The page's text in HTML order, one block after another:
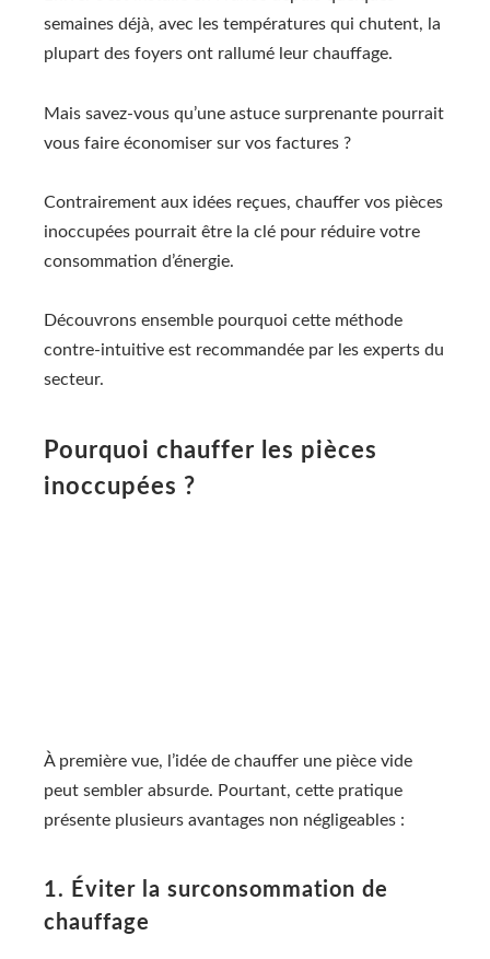
semaines déjà, avec les températures qui chutent, la
plupart des foyers ont rallumé leur chauffage.
Mais savez-vous qu’une astuce surprenante pourrait
vous faire économiser sur vos factures ?
Contrairement aux idées reçues, chauffer vos pièces
inoccupées pourrait être la clé pour réduire votre
consommation d’énergie.
Découvrons ensemble pourquoi cette méthode
contre-intuitive est recommandée par les experts du
secteur.
Pourquoi chauffer les pièces
inoccupées ?
À première vue, l’idée de chauffer une pièce vide
peut sembler absurde. Pourtant, cette pratique
présente plusieurs avantages non négligeables :
1. Éviter la surconsommation de
chauffage